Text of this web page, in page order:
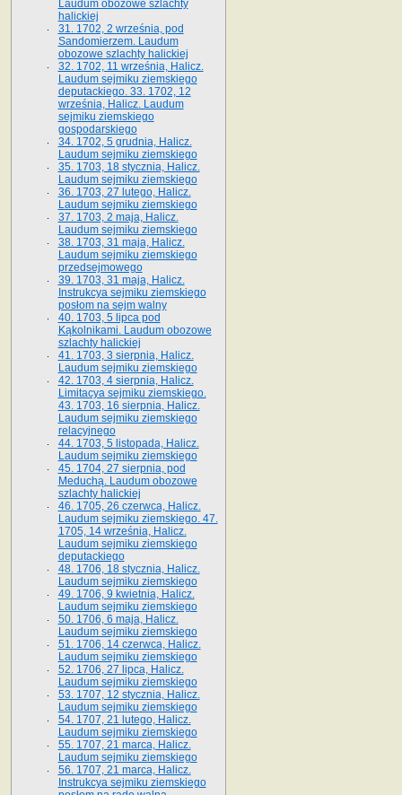
Laudum obozowe szlachty
halickiej
31. 1702, 2 września, pod
Sandomierzem. Laudum
obozowe szlachty halickiej
32. 1702, 11 września, Halicz.
Laudum sejmiku ziemskiego
deputackiego. 33. 1702, 12
września, Halicz. Laudum
sejmiku ziemskiego
gospodarskiego
34. 1702, 5 grudnia, Halicz.
Laudum sejmiku ziemskiego
35. 1703, 18 stycznia, Halicz.
Laudum sejmiku ziemskiego
36. 1703, 27 lutego, Halicz.
Laudum sejmiku ziemskiego
37. 1703, 2 maja, Halicz.
Laudum sejmiku ziemskiego
38. 1703, 31 maja, Halicz.
Laudum sejmiku ziemskiego
przedsejmowego
39. 1703, 31 maja, Halicz.
Instrukcya sejmiku ziemskiego
posłom na sejm walny
40. 1703, 5 lipca pod
Kąkolnikami. Laudum obozowe
szlachty halickiej
41­. 1703, 3 sierpnia, Halicz.
Laudum sejmiku ziemskiego
42. 1703, 4 sierpnia, Halicz.
Limitacya sejmiku ziemskiego.
43. 1703, 16 sierpnia, Halicz.
Laudum sejmiku ziemskiego
relacyjnego
44. 1703, 5 listopada, Halicz.
Laudum sejmiku ziemskiego
45. 1704, 27 sierpnia, pod
Meduchą. Laudum obozowe
szlachty halickiej
46. 1705, 26 czerwca, Halicz.
Laudum sejmiku ziemskiego. 47.
1705, 14 września, Halicz.
Laudum sejmiku ziemskiego
deputackiego
48. 1706, 18 stycznia, Halicz.
Laudum sejmiku ziemskiego
49. 1706, 9 kwietnia, Halicz.
Laudum sejmiku ziemskiego
50. 1706, 6 maja, Halicz.
Laudum sejmiku ziemskiego
51. 1706, 14 czerwca, Halicz.
Laudum sejmiku ziemskiego
52. 1706, 27 lipca, Halicz.
Laudum sejmiku ziemskiego
53. 1707, 12 stycznia, Halicz.
Laudum sejmiku ziemskiego
54. 1707, 21 lutego, Halicz.
Laudum sejmiku ziemskiego
55. 1707, 21 marca, Halicz.
Laudum sejmiku ziemskiego
56. 1707, 21 marca, Halicz.
Instrukcya sejmiku ziemskiego